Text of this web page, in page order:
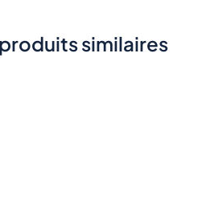
similaires